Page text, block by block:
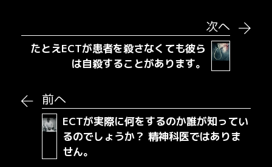
前へ
ECTが実際に何をするのか誰が知ってい
るのでしょうか？ 精神科医ではありま
せん。
次へ
たとえECTが患者を殺さなくても彼ら
は自殺することがあります。